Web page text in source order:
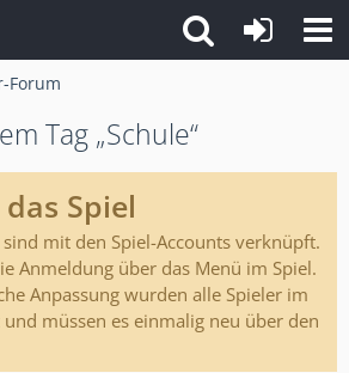
Forum
Tag „Schule“
Spiel
mit den Spiel-Accounts verknüpft.
Anmeldung über das Menü im Spiel.
Anpassung wurden alle Spieler im
müssen es einmalig neu über den